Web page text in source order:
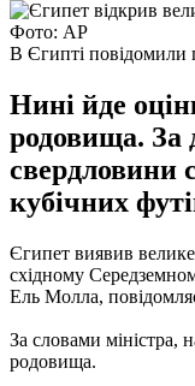
Фото: АР
В Єгипті повідомили
Нині йде
родовища. За
свердловини
кубічних
Єгипет виявив
східному
Ель Молла,
За словами міністра,
родовища.